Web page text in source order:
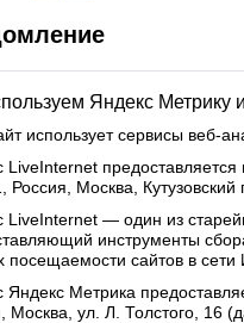
(0)
комментарий
Яндекс Метрику
использует сервисы веб-
LiveInternet
Россия, Москва,
LiveInternet — один из
инструменты
посещаемости сайтов в сети
Яндекс Метрика
Москва, ул. Л. Толстого, 16